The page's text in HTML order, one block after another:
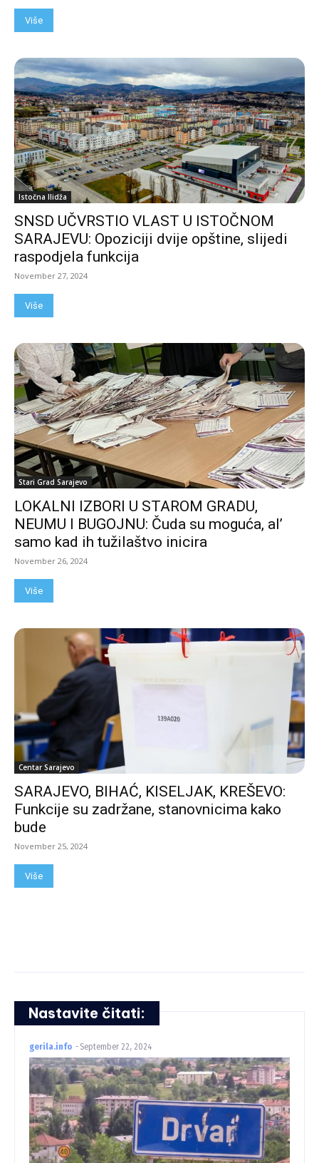
Više
Istočna Ilidža
SNSD UČVRSTIO VLAST U ISTOČNOM
SARAJEVU: Opoziciji dvije opštine, slijedi
raspodjela funkcija
November 27, 2024
Više
Stari Grad Sarajevo
LOKALNI IZBORI U STAROM GRADU,
NEUMU I BUGOJNU: Čuda su moguća, al’
samo kad ih tužilaštvo inicira
November 26, 2024
Više
Centar Sarajevo
SARAJEVO, BIHAĆ, KISELJAK, KREŠEVO:
Funkcije su zadržane, stanovnicima kako
bude
November 25, 2024
Više
Nastavite čitati:
gerila.info - September 22, 2024